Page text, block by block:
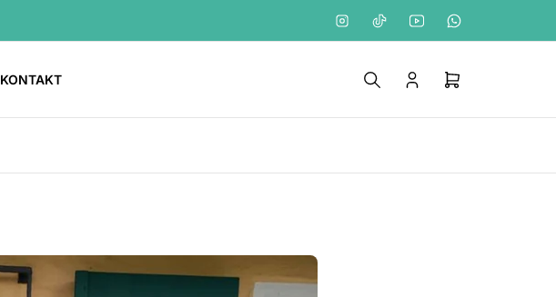
InstagramTikTokYouTubeWhatsApp
KONTAKT Anmelden
Mini-
öffnen